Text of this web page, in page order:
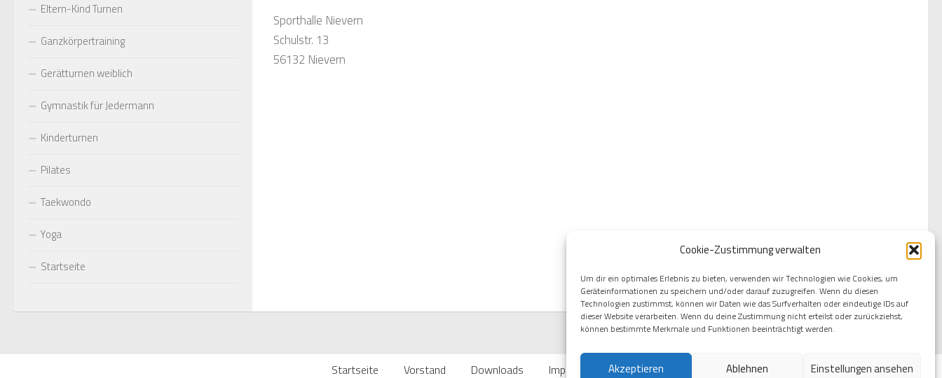
Cookie-Zustimmung verwalten
Um dir ein optimales Erlebnis zu bieten, verwenden wir Technologien wie Cookies, um
Geräteinformationen zu speichern und/oder darauf zuzugreifen. Wenn du diesen
Technologien zustimmst, können wir Daten wie das Surfverhalten oder eindeutige IDs auf
dieser Website verarbeiten. Wenn du deine Zustimmung nicht erteilst oder zurückziehst,
können bestimmte Merkmale und Funktionen beeinträchtigt werden.
Akzeptieren Ablehnen Einstellungen ansehen
Sporthalle Nievern
Schulstr. 13
56132 Nievern
Eltern-Kind Turnen
Ganzkörpertraining
Gerätturnen weiblich
Gymnastik für Jedermann
Kinderturnen
Pilates
Taekwondo
Yoga
Startseite
Startseite Vorstand Downloads Impressum